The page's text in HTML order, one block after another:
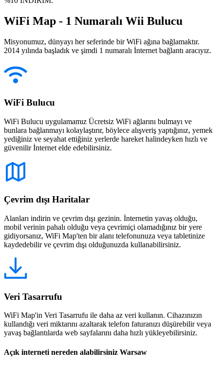
WiFi Map - 1 Numaralı Wii Bulucu
Misyonumuz, dünyayı her seferinde bir WiFi ağına bağlamaktır.
2014 yılında başladık ve şimdi 1 numaralı İnternet bağlantı aracıyız.
WiFi Bulucu
WiFi Bulucu uygulamamız Ücretsiz WiFi ağlarını bulmayı ve
bunlara bağlanmayı kolaylaştırır, böylece alışveriş yaptığınız, yemek
yediğiniz ve seyahat ettiğiniz yerlerde hareket halindeyken hızlı ve
güvenilir İnternet elde edebilirsiniz.
Çevrim dışı Haritalar
Alanları indirin ve çevrim dışı gezinin. İnternetin yavaş olduğu,
mobil verinin pahalı olduğu veya çevrimiçi olamadığınız bir yere
gidiyorsanız, WiFi Map'ten bir alanı telefonunuza veya tabletinize
kaydedebilir ve çevrim dışı olduğunuzda kullanabilirsiniz.
Veri Tasarrufu
WiFi Map'in Veri Tasarrufu ile daha az veri kullanın. Cihazınızın
kullandığı veri miktarını azaltarak telefon faturanızı düşürebilir veya
yavaş bağlantılarda web sayfalarını daha hızlı yükleyebilirsiniz.
Açık interneti nereden alabilirsiniz Warsaw